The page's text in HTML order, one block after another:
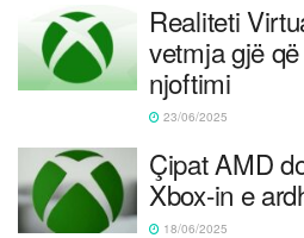
Realiteti
vetmja gjë
njoftimi
23/06/2025
Çipat AMD
Xbox-in e
18/06/2025